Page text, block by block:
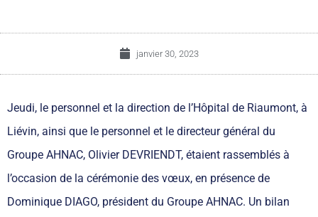
janvier 30, 2023
Jeudi, le personnel et la direction de l’Hôpital de Riaumont, à
Liévin, ainsi que le personnel et le directeur général du
Groupe AHNAC, Olivier DEVRIENDT, étaient rassemblés à
l’occasion de la cérémonie des vœux, en présence de
Dominique DIAGO, président du Groupe AHNAC. Un bilan